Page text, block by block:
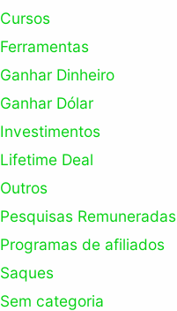
Cursos
Ferramentas
Ganhar Dinheiro
Ganhar Dólar
Investimentos
Lifetime Deal
Outros
Pesquisas Remuneradas
Programas de afiliados
Saques
Sem categoria